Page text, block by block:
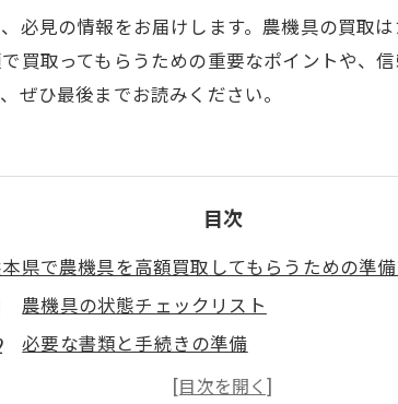
必見の情報をお届けします。農機具の買取
買取ってもらうための重要なポイントや、
ぜひ最後までお読みください。
目次
県で農機具を高額買取してもらうための準
農機具の状態チェックリスト
必要な書類と手続きの準備
買取前に行うべきクリーニングと整備